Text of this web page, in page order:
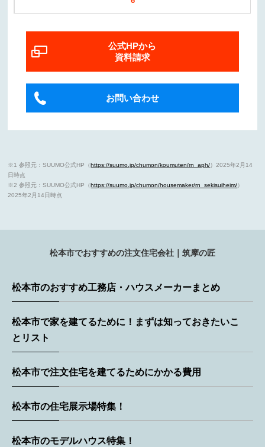
公式HPから
資料請求
お問い合わせ
※1 参照元：SUUMO公式HP（https://suumo.jp/chumon/koumuten/rn_aph/）2025年2月14
日時点
※2 参照元：SUUMO公式HP（https://suumo.jp/chumon/housemaker/rn_sekisuiheim/）
2025年2月14日時点
松本市でおすすめの注文住宅会社｜筑摩の匠
松本市のおすすめ工務店・ハウスメーカーまとめ
松本市で家を建てるために！まずは知っておきたいこ
とリスト
松本市で注文住宅を建てるためにかかる費用
松本市の住宅展示場特集！
松本市のモデルハウス特集！